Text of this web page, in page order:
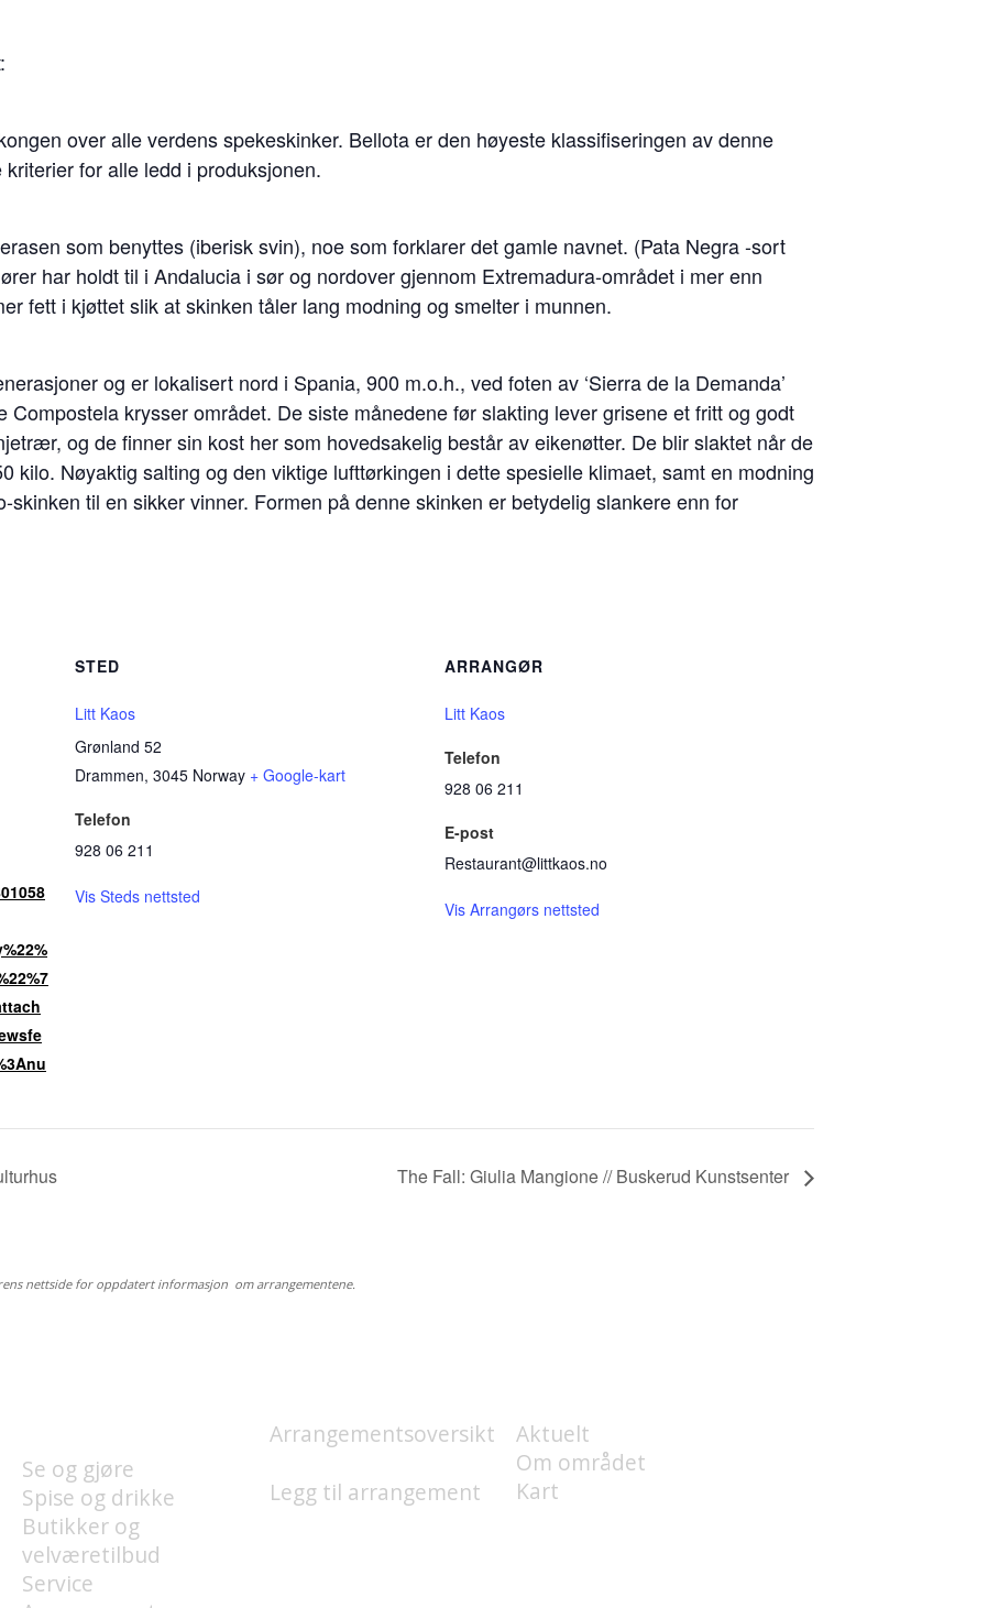
over alle verdens spekeskinker. Bellota er den høyeste klassifiseringen av denne
for alle ledd i produksjonen.
som benyttes (iberisk svin), noe som forklarer det gamle navnet. (Pata Negra -sort
har holdt til i Andalucia i sør og nordover gjennom Extremadura-området i mer enn
fett i kjøttet slik at skinken tåler lang modning og smelter i munnen.
og er lokalisert nord i Spania, 900 m.o.h., ved foten av ‘Sierra de la Demanda’
Compostela krysser området. De siste månedene før slakting lever grisene et fritt og godt
og de finner sin kost her som hovedsakelig består av eikenøtter. De blir slaktet når de
kilo. Nøyaktig salting og den viktige lufttørkingen i dette spesielle klimaet, samt en modning
skinken til en sikker vinner. Formen på denne skinken er betydelig slankere enn for
STED
Litt Kaos
Grønland 52
Drammen, 3045 Norway + Google-kart
Telefon
928 06 211
Vis Steds nettsted
ARRANGØR
Litt Kaos
Telefon
928 06 211
E-post
Restaurant@littkaos.no
Vis Arrangørs nettsted
The Fall: Giulia Mangione // Buskerud Kunstsenter
nettside for oppdatert informasjon om arrangementene.
Se og gjøre
Spise og drikke
Butikker og
velværetilbud
Service
Arrangementsoversikt
Legg til arrangement
Aktuelt
Om området
Kart